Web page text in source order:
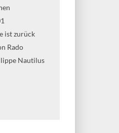
ist zurück
Rado
Nautilus